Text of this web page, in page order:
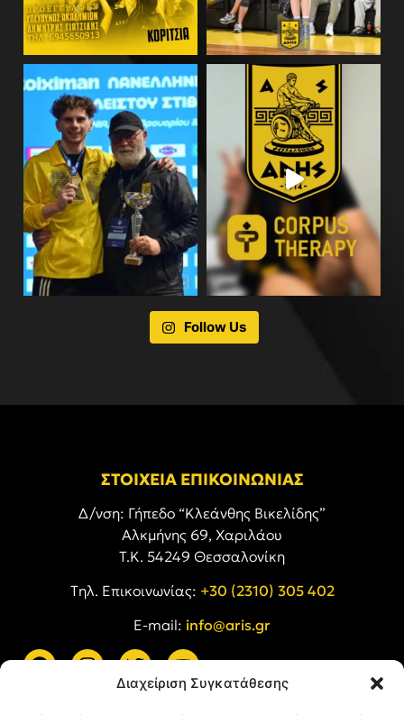
Διαχείριση Συγκατάθεσης
Follow Us
ΣΤΟΙΧΕΙΑ ΕΠΙΚΟΙΝΩΝΙΑΣ
Δ/νση: Γήπεδο “Κλεάνθης Βικελίδης”
Αλκμήνης 69, Χαριλάου
Τ.Κ. 54249 Θεσσαλονίκη
Tηλ. Επικοινωνίας: +30 (2310) 305 402
E-mail: info@aris.gr